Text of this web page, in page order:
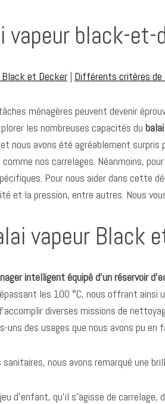
vapeur black-
Black et Decker | Différents critères de
ménagères peuvent devenir
les nombreuses capacités du
nous avons été agréablement
nos carrelages. Néanmoins,
Pour nous aider dans cette
et la pression, entre autres. Nous
vapeur Black
intelligent équipé d’un réservoir
les 100 °C, nous offrant ainsi
diverses missions de
uns des usages que nous avons pu en
nous avons remarqué une
d’enfant, qu’il s’agisse de